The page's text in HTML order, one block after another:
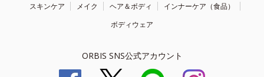
スキンケア メイク ヘア＆ボディ
インナーケア（食品）
ボディウェア
ORBIS SNS公式アカウント